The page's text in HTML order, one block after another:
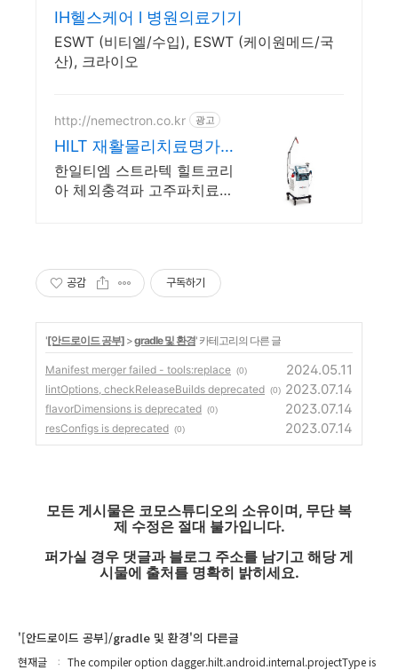
IH헬스케어 l 병원의료기기
ESWT (비티엘/수입), ESWT (케이원메드/국
산), 크라이오
http://nemectron.co.kr 광고
HILT 재활물리치료명가
대화메디케어
한일티엠 스트라텍 힐트코리
아 체외충격파 고주파치료기
공감 구독하기
'[안드로이드 공부] >gradle 및 환경' 카테고리의 다른 글
Manifest merger failed - tools:replace (0) 2024.05.11
lintOptions, checkReleaseBuilds deprecated (0) 2023.07.14
flavorDimensions is deprecated (0) 2023.07.14
resConfigs is deprecated (0) 2023.07.14
모든 게시물은 코모스튜디오의 소유이며, 무단 복
제 수정은 절대 불가입니다.
퍼가실 경우 댓글과 블로그 주소를 남기고 해당 게
시물에 출처를 명확히 밝히세요.
'[안드로이드 공부]/gradle 및 환경'의 다른글
현재글
The compiler option dagger.hilt.android.internal.projectType is